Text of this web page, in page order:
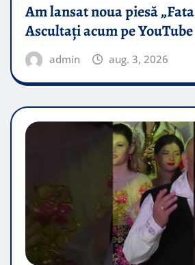
Am lansat noua piesă
Ascultați acum pe
admin aug. 3, 2026